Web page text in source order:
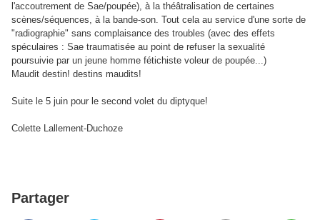
l'accoutrement de Sae/poupée), à la théâtralisation de certaines
scènes/séquences, à la bande-son. Tout cela au service d'une sorte de
"radiographie" sans complaisance des troubles (avec des effets
spéculaires : Sae traumatisée au point de refuser la sexualité
poursuivie par un jeune homme fétichiste voleur de poupée...)
Maudit destin! destins maudits!
Suite le 5 juin pour le second volet du diptyque!
Colette Lallement-Duchoze
Partager